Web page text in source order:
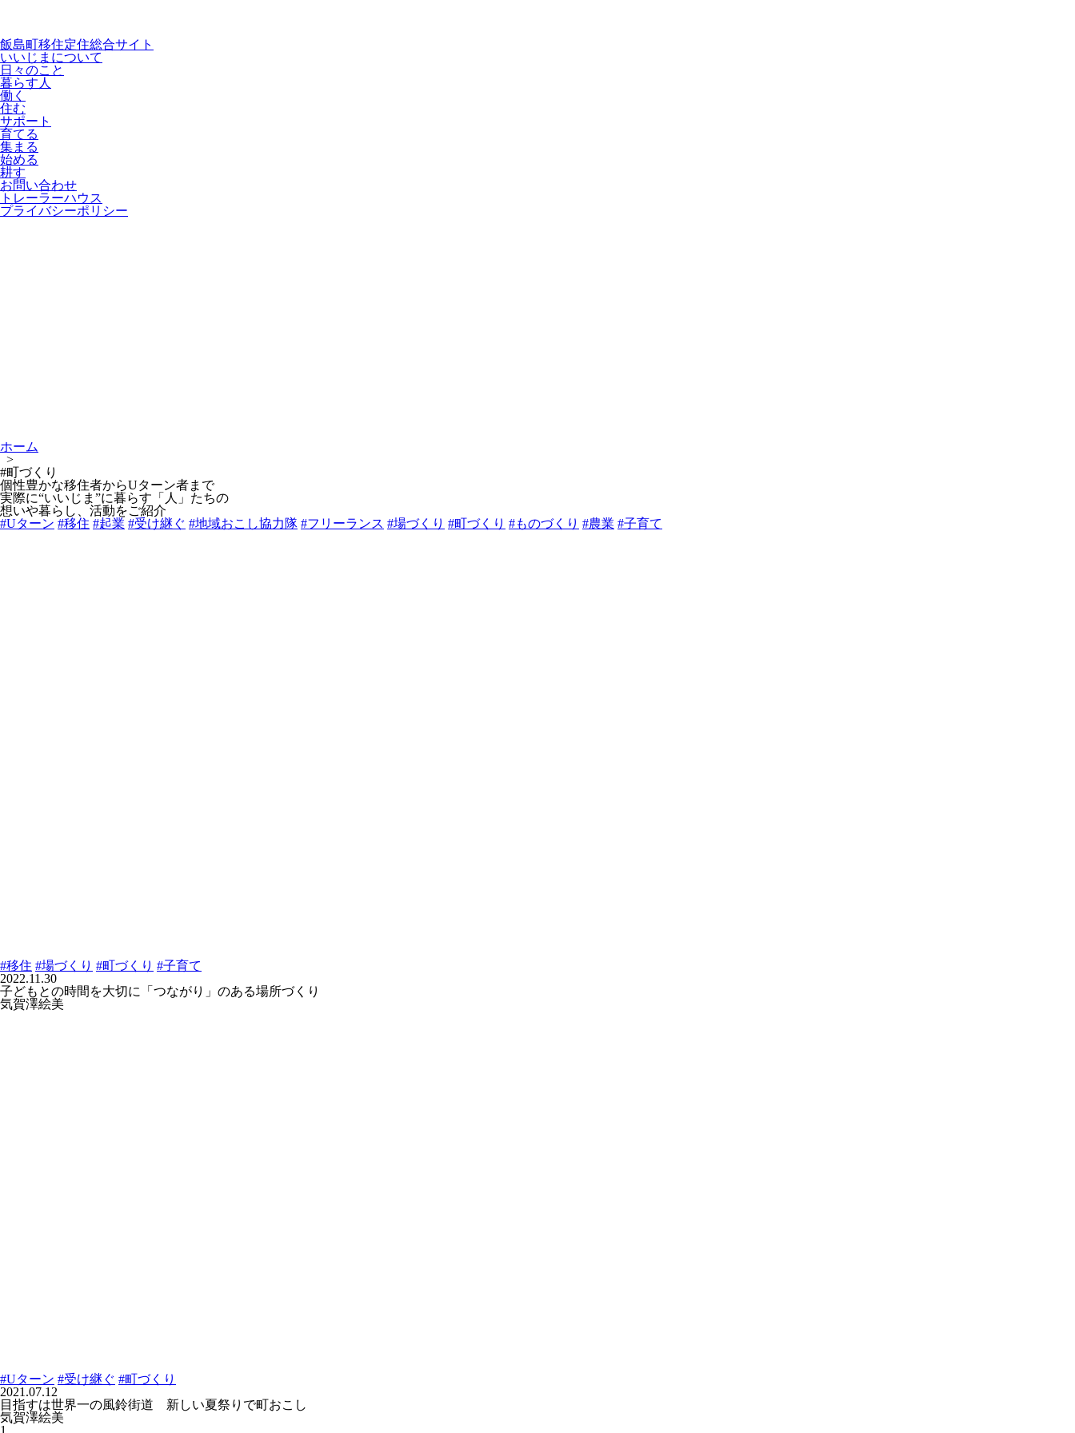
飯島町移住定住総合サイト
いいじまについて
日々のこと
暮らす人
働く
住む
サポート
育てる
集まる
始める
耕す
お問い合わせ
トレーラーハウス
プライバシーポリシー
ホーム
>
#町づくり
個性豊かな移住者からUターン者まで
実際に“いいじま”に暮らす「人」たちの
想いや暮らし、活動をご紹介
#Uターン #移住 #起業 #受け継ぐ #地域おこし協力隊 #フリーランス #場づくり #町づくり #ものづくり #農業 #子育て
#移住 #場づくり #町づくり #子育て
2022.11.30
子どもとの時間を大切に「つながり」のある場所づくり
気賀澤絵美
#Uターン #受け継ぐ #町づくり
2021.07.12
目指すは世界一の風鈴街道 新しい夏祭りで町おこし
気賀澤絵美
1